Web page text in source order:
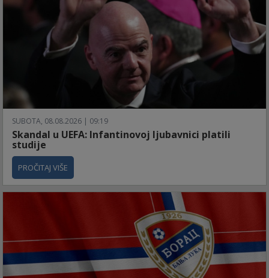
SUBOTA, 08.08.2026 | 09:19
Skandal u UEFA: Infantinovoj ljubavnici platili
studije
PROČITAJ VIŠE